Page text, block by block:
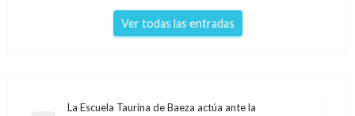
Ver todas las entradas
Navegación
La Escuela Taurina de Baeza actúa ante la